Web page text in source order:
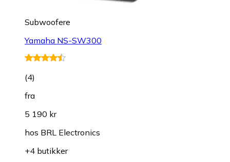
Subwoofere
Yamaha NS-SW300
(4)
fra
5 190 kr
hos BRL Electronics
+4 butikker